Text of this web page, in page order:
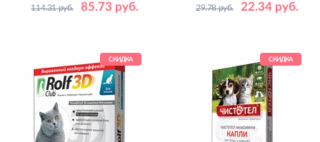
85.73 руб.
114.31 руб.
Объем,
250
22.34 руб.
29.78 руб.
Вес
от 2.5 до 7.5
СКИДКА СКИДКА